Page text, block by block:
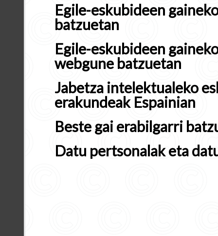
Egile-eskubideen
batzuetan
Egile-eskubideen
webgune batzuetan
Jabetza intelektualeko
erakundeak Espainian
Beste gai erabilgarri
Datu pertsonalak eta